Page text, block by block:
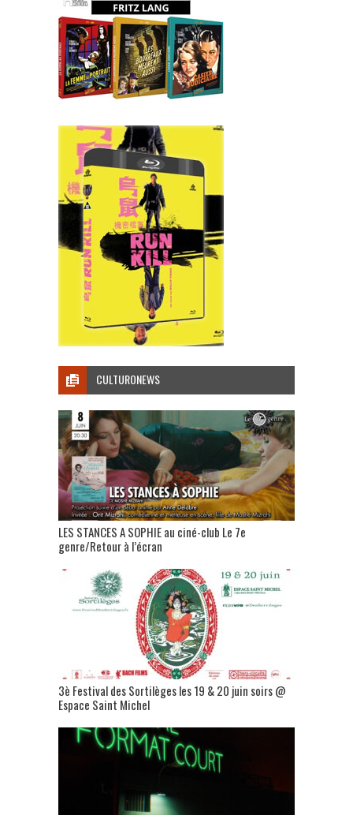
CULTURONEWS
LES STANCES A SOPHIE au ciné-club Le 7e
genre/Retour à l’écran
3è Festival des Sortilèges les 19 & 20 juin soirs @
Espace Saint Michel